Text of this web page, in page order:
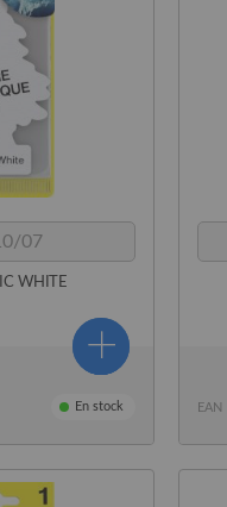
07
WHITE
En stock EAN